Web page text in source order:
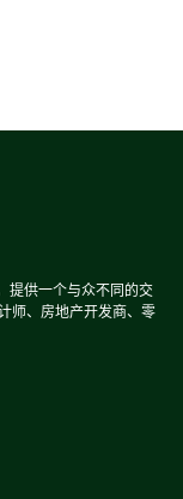
提供一个与众不同的交
师、房地产开发商、零